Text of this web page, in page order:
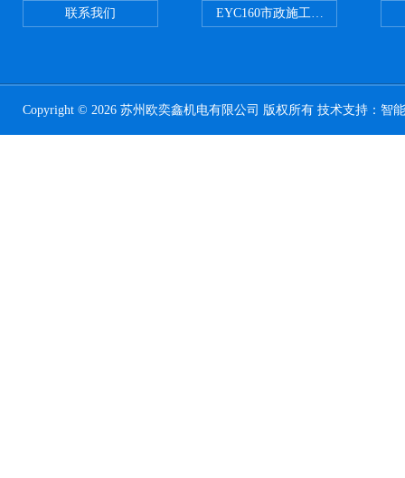
联系我们 EYC160市政施工用路面切割机配
Copyright © 2026 苏州欧奕鑫机电有限公司 版权所有 技术支持： 智